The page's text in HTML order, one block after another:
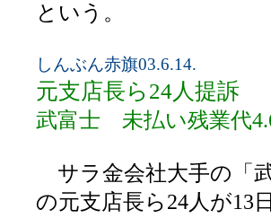
という。
しんぶん赤旗03.6.14.
元支店長ら24人提訴
武富士 未払い残業代
サラ金会社大手の「
の元支店長ら24人が13